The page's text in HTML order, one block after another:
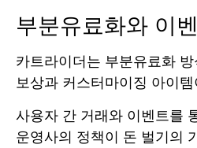
부분유료화와 이
카트라이더는 부분유료화
보상과 커스터마이징 아이
사용자 간 거래와 이벤트를
운영사의 정책이 돈 벌기의